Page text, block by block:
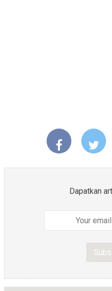
Dapatkan